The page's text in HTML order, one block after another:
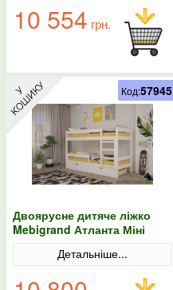
10 554 грн.
Двоярусне дитяче ліжко
Mebigrand Атланта Міні
Білий (RAL9003) 80х190 з
ящикамиДетальніше...
Код:57945